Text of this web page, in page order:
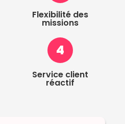
Flexibilité des
missions
4
Service client
réactif